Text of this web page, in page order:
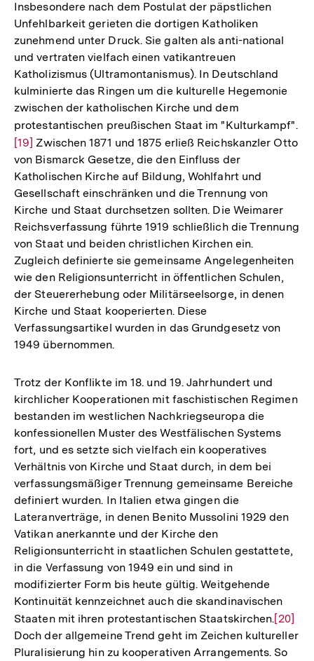
Insbesondere nach dem Postulat der päpstlichen
Unfehlbarkeit gerieten die dortigen Katholiken
zunehmend unter Druck. Sie galten als anti-national
und vertraten vielfach einen vatikantreuen
Katholizismus (Ultramontanismus). In Deutschland
kulminierte das Ringen um die kulturelle Hegemonie
zwischen der katholischen Kirche und dem
protestantischen preußischen Staat im "Kulturkampf".
[19] Zwischen 1871 und 1875 erließ Reichskanzler Otto
von Bismarck Gesetze, die den Einfluss der
Katholischen Kirche auf Bildung, Wohlfahrt und
Gesellschaft einschränken und die Trennung von
Kirche und Staat durchsetzen sollten. Die Weimarer
Reichsverfassung führte 1919 schließlich die Trennung
von Staat und beiden christlichen Kirchen ein.
Zugleich definierte sie gemeinsame Angelegenheiten
wie den Religionsunterricht in öffentlichen Schulen,
der Steuererhebung oder Militärseelsorge, in denen
Kirche und Staat kooperierten. Diese
Verfassungsartikel wurden in das Grundgesetz von
1949 übernommen.
Trotz der Konflikte im 18. und 19. Jahrhundert und
kirchlicher Kooperationen mit faschistischen Regimen
bestanden im westlichen Nachkriegseuropa die
konfessionellen Muster des Westfälischen Systems
fort, und es setzte sich vielfach ein kooperatives
Verhältnis von Kirche und Staat durch, in dem bei
verfassungsmäßiger Trennung gemeinsame Bereiche
definiert wurden. In Italien etwa gingen die
Lateranverträge, in denen Benito Mussolini 1929 den
Vatikan anerkannte und der Kirche den
Religionsunterricht in staatlichen Schulen gestattete,
in die Verfassung von 1949 ein und sind in
modifizierter Form bis heute gültig. Weitgehende
Kontinuität kennzeichnet auch die skandinavischen
Staaten mit ihren protestantischen Staatskirchen.Zur
der
[20]
Doch der allgemeine Trend geht im Zeichen kultureller
Pluralisierung hin zu kooperativen Arrangements. So